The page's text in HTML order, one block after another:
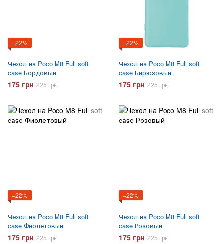
−22%
Чехол на Poco M8 Full soft
case Бордовый
175 грн 225 грн
−22%
Чехол на Poco M8 Full soft
case Бирюзовый
175 грн 225 грн
−22%
Чехол на Poco M8 Full soft
case Фиолетовый
175 грн 225 грн
−22%
Чехол на Poco M8 Full soft
case Розовый
175 грн 225 грн